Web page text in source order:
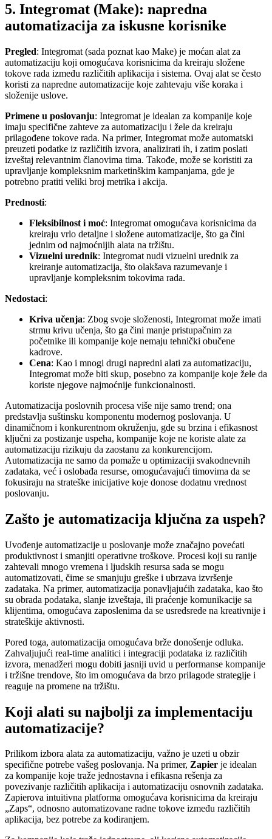
5. Integromat (Make): napredna
automatizacija za iskusne korisnike
Pregled: Integromat (sada poznat kao Make) je moćan alat za
automatizaciju koji omogućava korisnicima da kreiraju složene
tokove rada između različitih aplikacija i sistema. Ovaj alat se često
koristi za napredne automatizacije koje zahtevaju više koraka i
složenije uslove.
Primene u poslovanju: Integromat je idealan za kompanije koje
imaju specifične zahteve za automatizaciju i žele da kreiraju
prilagođene tokove rada. Na primer, Integromat može automatski
preuzeti podatke iz različitih izvora, analizirati ih, i zatim poslati
izveštaj relevantnim članovima tima. Takođe, može se koristiti za
upravljanje kompleksnim marketinškim kampanjama, gde je
potrebno pratiti veliki broj metrika i akcija.
Prednosti:
Fleksibilnost i moć: Integromat omogućava korisnicima da
kreiraju vrlo detaljne i složene automatizacije, što ga čini
jednim od najmoćnijih alata na tržištu.
Vizuelni urednik: Integromat nudi vizuelni urednik za
kreiranje automatizacija, što olakšava razumevanje i
upravljanje kompleksnim tokovima rada.
Nedostaci:
Kriva učenja: Zbog svoje složenosti, Integromat može imati
strmu krivu učenja, što ga čini manje pristupačnim za
početnike ili kompanije koje nemaju tehnički obučene
kadrove.
Cena: Kao i mnogi drugi napredni alati za automatizaciju,
Integromat može biti skup, posebno za kompanije koje žele da
koriste njegove najmoćnije funkcionalnosti.
Automatizacija poslovnih procesa više nije samo trend; ona
predstavlja suštinsku komponentu modernog poslovanja. U
dinamičnom i konkurentnom okruženju, gde su brzina i efikasnost
ključni za postizanje uspeha, kompanije koje ne koriste alate za
automatizaciju rizikuju da zaostanu za konkurencijom.
Automatizacija ne samo da pomaže u optimizaciji svakodnevnih
zadataka, već i oslobađa resurse, omogućavajući timovima da se
fokusiraju na strateške inicijative koje donose dodatnu vrednost
poslovanju.
Zašto je automatizacija ključna za uspeh?
Uvođenje automatizacije u poslovanje može značajno povećati
produktivnost i smanjiti operativne troškove. Procesi koji su ranije
zahtevali mnogo vremena i ljudskih resursa sada se mogu
automatizovati, čime se smanjuju greške i ubrzava izvršenje
zadataka. Na primer, automatizacija ponavljajućih zadataka, kao što
su obrada podataka, slanje izveštaja, ili praćenje komunikacije sa
klijentima, omogućava zaposlenima da se usredsrede na kreativnije i
strateškije aktivnosti.
Pored toga, automatizacija omogućava brže donošenje odluka.
Zahvaljujući real-time analitici i integraciji podataka iz različitih
izvora, menadžeri mogu dobiti jasniji uvid u performanse kompanije
i tržišne trendove, što im omogućava da brzo prilagode strategije i
reaguje na promene na tržištu.
Koji alati su najbolji za implementaciju
automatizacije?
Prilikom izbora alata za automatizaciju, važno je uzeti u obzir
specifične potrebe vašeg poslovanja. Na primer, Zapier je idealan
za kompanije koje traže jednostavna i efikasna rešenja za
povezivanje različitih aplikacija i automatizaciju osnovnih zadataka.
Zapierova intuitivna platforma omogućava korisnicima da kreiraju
„Zaps“, odnosno automatizovane radne tokove između različitih
aplikacija, bez potrebe za kodiranjem.